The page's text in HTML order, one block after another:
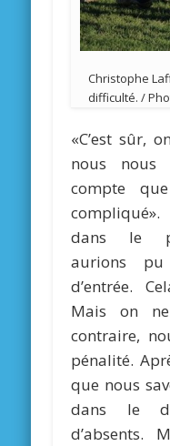
Christophe
difficulté. /
«C’est sûr,
nous nous
compte
dans le
aurions
d’entrée.
Mais on
contraire,
pénalité.
que nous
dans le
d’absents.